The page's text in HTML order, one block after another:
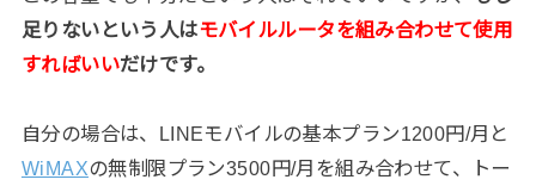
足りないという人はモバイルルータを組み合わせて使用
すればいいだけです。
自分の場合は、LINEモバイルの基本プラン1200円/月と
WiMAXの無制限プラン3500円/月を組み合わせて、トー